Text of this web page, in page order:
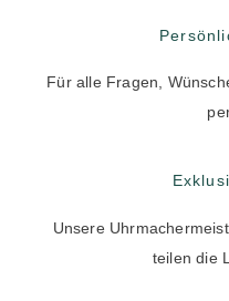
Für alle Fragen,
Unsere
teilen die